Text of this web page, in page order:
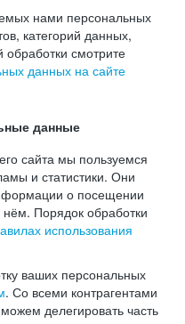
нами персональных
категорий данных,
обработки смотрите
данных на сайте
данные
сайта мы пользуемся
и статистики. Они
о посещении
Порядок обработки
использования
ваших персональных
. Со всеми контрагентами
делегировать часть